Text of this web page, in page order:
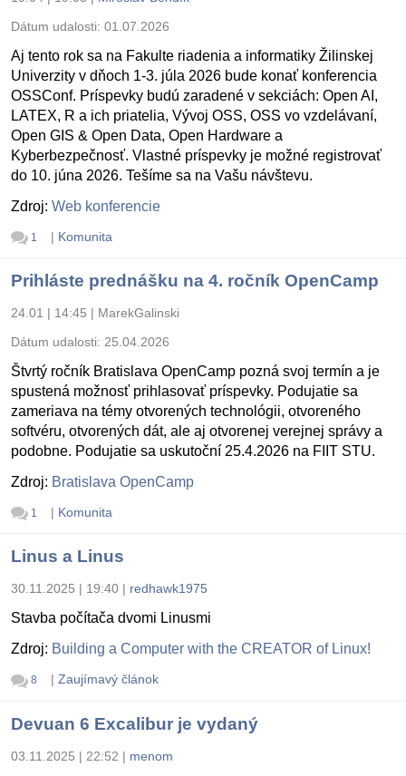
Dátum udalosti: 01.07.2026
Aj tento rok sa na Fakulte riadenia a informatiky Žilinskej
Univerzity v dňoch 1-3. júla 2026 bude konať konferencia
OSSConf. Príspevky budú zaradené v sekciách: Open AI,
LATEX, R a ich priatelia, Vývoj OSS, OSS vo vzdelávaní,
Open GIS & Open Data, Open Hardware a
Kyberbezpečnosť. Vlastné príspevky je možné registrovať
do 10. júna 2026. Tešíme sa na Vašu návštevu.
Zdroj: Web konferencie
1 | Komunita
Prihláste prednášku na 4. ročník OpenCamp
24.01 | 14:45 | MarekGalinski
Dátum udalosti: 25.04.2026
Štvrtý ročník Bratislava OpenCamp pozná svoj termín a je
spustená možnosť prihlasovať príspevky. Podujatie sa
zameriava na témy otvorených technológii, otvoreného
softvéru, otvorených dát, ale aj otvorenej verejnej správy a
podobne. Podujatie sa uskutoční 25.4.2026 na FIIT STU.
Zdroj: Bratislava OpenCamp
1 | Komunita
Linus a Linus
30.11.2025 | 19:40 | redhawk1975
Stavba počítača dvomi Linusmi
Zdroj: Building a Computer with the CREATOR of Linux!
8 | Zaujímavý článok
Devuan 6 Excalibur je vydaný
03.11.2025 | 22:52 | menom